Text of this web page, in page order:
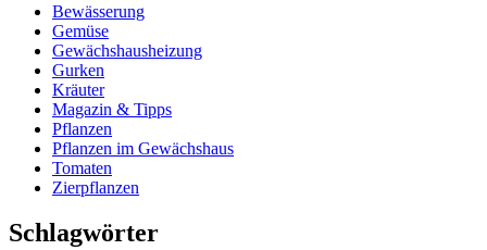
Bewässerung
Gemüse
Gewächshausheizung
Gurken
Kräuter
Magazin & Tipps
Pflanzen
Pflanzen im Gewächshaus
Tomaten
Zierpflanzen
Schlagwörter